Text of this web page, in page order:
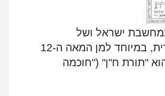
ישראל ושל
המיסטיקה היהודית, במיוחד למן המאה ה-12
"תורת ח"ן" ("חוכמה